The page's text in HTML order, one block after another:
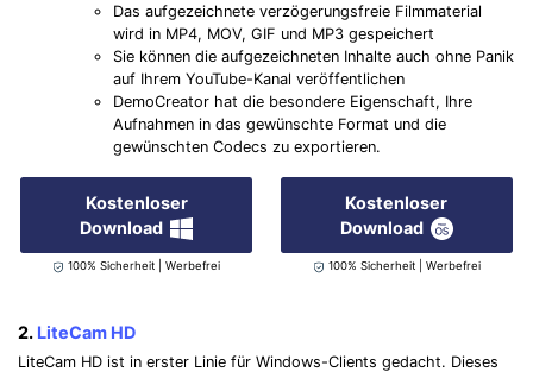
Das aufgezeichnete verzögerungsfreie Filmmaterial
wird in MP4, MOV, GIF und MP3 gespeichert
Sie können die aufgezeichneten Inhalte auch ohne Panik
auf Ihrem YouTube-Kanal veröffentlichen
DemoCreator hat die besondere Eigenschaft, Ihre
Aufnahmen in das gewünschte Format und die
gewünschten Codecs zu exportieren.
Kostenloser
Download
100% Sicherheit | Werbefrei
Kostenloser
Download
100% Sicherheit | Werbefrei
2. LiteCam HD
LiteCam HD ist in erster Linie für Windows-Clients gedacht. Dieses